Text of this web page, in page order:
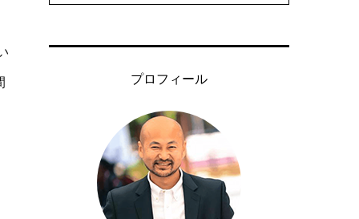
プロフィール